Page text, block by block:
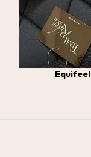
Equifeel